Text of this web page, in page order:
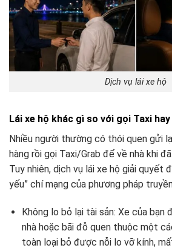
Dịch vụ lái xe hộ
Lái xe hộ khác gì so với gọi Taxi hay
Nhiều người thường có thói quen gửi
hàng rồi gọi Taxi/Grab để về nhà khi
Tuy nhiên, dịch vụ lái xe hộ giải quyết
yếu” chí mạng của phương pháp
Không lo bỏ lại tài sản: Xe của bạn
nhà hoặc bãi đỗ quen thuộc một
toàn loại bỏ được nỗi lo vỡ kính,